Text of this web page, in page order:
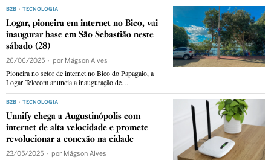
B2B · TECNOLOGIA
Logar, pioneira em internet no Bico, vai
inaugurar base em São Sebastião neste
sábado (28)
26/06/2025 por Mágson Alves
Pioneira no setor de internet no Bico do Papagaio, a
Logar Telecom anuncia a inauguração de…
B2B · TECNOLOGIA
Unnify chega a Augustinópolis com
internet de alta velocidade e promete
revolucionar a conexão na cidade
23/05/2025 por Mágson Alves